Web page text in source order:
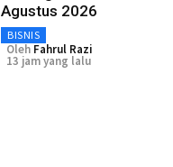
Agustus 2026
BISNIS
Oleh Fahrul Razi
13 jam yang lalu